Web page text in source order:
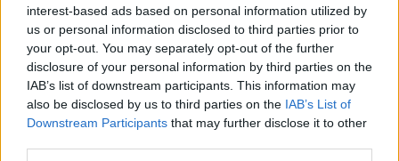
interest-based ads based on personal information utilized by
us or personal information disclosed to third parties prior to
your opt-out. You may separately opt-out of the further
disclosure of your personal information by third parties on the
IAB’s list of downstream participants. This information may
also be disclosed by us to third parties on the IAB’s List of
Downstream Participants that may further disclose it to other
στην ατμοσφαιρική ρύπανση ως έναν συχνά
υποτιμημένο αλλά υπαρκτό κίνδυνο, ακόμη και
για μη καπνιστές.
Όπως τόνισε, η μείωση των ρύπων και η
υιοθέτηση πολιτικών προστασίας της